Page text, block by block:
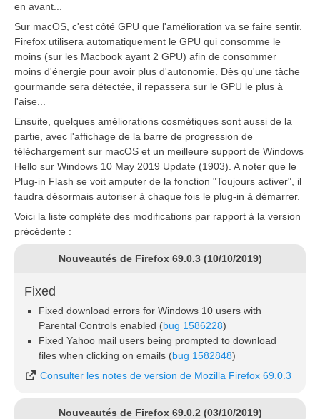
en avant...
Sur macOS, c'est côté GPU que l'amélioration va se faire sentir.
Firefox utilisera automatiquement le GPU qui consomme le
moins (sur les Macbook ayant 2 GPU) afin de consommer
moins d'énergie pour avoir plus d'autonomie. Dès qu'une tâche
gourmande sera détectée, il repassera sur le GPU le plus à
l'aise...
Ensuite, quelques améliorations cosmétiques sont aussi de la
partie, avec l'affichage de la barre de progression de
téléchargement sur macOS et un meilleure support de Windows
Hello sur Windows 10 May 2019 Update (1903). A noter que le
Plug-in Flash se voit amputer de la fonction "Toujours activer", il
faudra désormais autoriser à chaque fois le plug-in à démarrer.
Voici la liste complète des modifications par rapport à la version
précédente :
Nouveautés de Firefox 69.0.3 (10/10/2019)
Fixed
Fixed download errors for Windows 10 users with
Parental Controls enabled (bug 1586228)
Fixed Yahoo mail users being prompted to download
files when clicking on emails (bug 1582848)
Consulter les notes de version de Mozilla Firefox 69.0.3
Nouveautés de Firefox 69.0.2 (03/10/2019)